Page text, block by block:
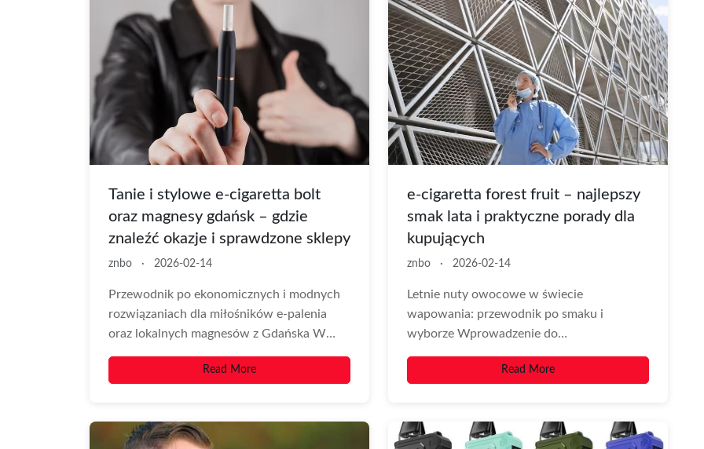
Tanie i stylowe e-cigaretta bolt
oraz magnesy gdańsk – gdzie
znaleźć okazje i sprawdzone sklepy
znbo · 2026-02-14
Przewodnik po ekonomicznych i modnych
rozwiązaniach dla miłośników e-palenia
oraz lokalnych magnesów z Gdańska W
Read More
e-cigaretta forest fruit – najlepszy
smak lata i praktyczne porady dla
kupujących
znbo · 2026-02-14
Letnie nuty owocowe w świecie
wapowania: przewodnik po smaku i
wyborze Wprowadzenie do
omówienie trendów Coraz...
Read More